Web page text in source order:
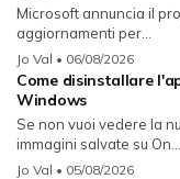
Microsoft annuncia il
aggiornamenti per...
Jo Val • 06/08/2026
Come disinstallare
Windows
Se non vuoi vedere la
immagini salvate su On...
Jo Val • 05/08/2026